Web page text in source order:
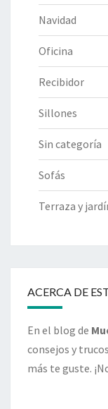
Navidad
Oficina
Recibidor
Sillones
Sin categoría
Sofás
Terraza y
ACERCA DE
En el blog de
consejos y
más te guste.